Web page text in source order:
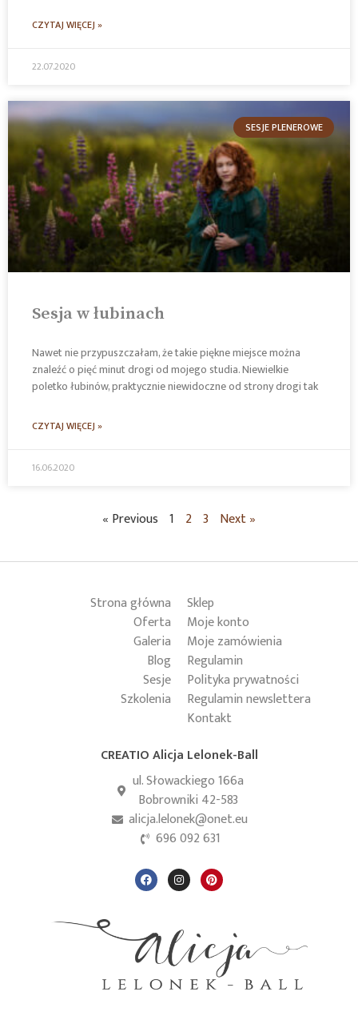
CZYTAJ WIĘCEJ »
22.07.2020
SESJE PLENEROWE
Sesja w łubinach
Nawet nie przypuszczałam, że takie piękne miejsce można
znaleźć o pięć minut drogi od mojego studia. Niewielkie
poletko łubinów, praktycznie niewidoczne od strony drogi tak
CZYTAJ WIĘCEJ »
16.06.2020
« Previous 1 2 3 Next »
Strona główna
Oferta
Galeria
Blog
Sesje
Szkolenia
Sklep
Moje konto
Moje zamówienia
Regulamin
Polityka prywatności
Regulamin newslettera
Kontakt
CREATIO Alicja Lelonek-Ball
ul. Słowackiego 166a
Bobrowniki 42-583
alicja.lelonek@onet.eu
696 092 631